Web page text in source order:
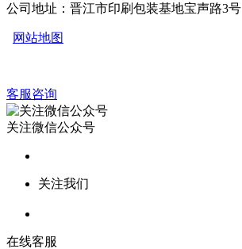
公司地址：晋江市印刷包装基地宝声路3号
网站地图
客服咨询
关注微信公众号
关注我们
在线客服